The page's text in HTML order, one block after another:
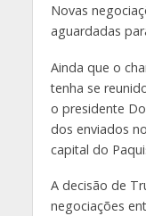
Novas
aguardadas
Ainda que o
tenha se
o presidente
dos enviados
capital do
A decisão de
negociações